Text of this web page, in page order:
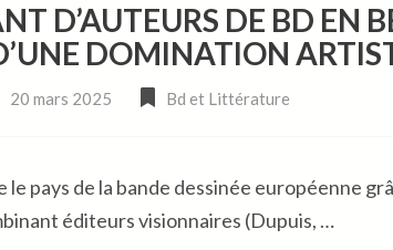
D’AUTEURS DE BD EN
DOMINATION
20 mars 2025 Bd et Littérature
le pays de la bande dessinée européenne
éditeurs visionnaires (Dupuis, …